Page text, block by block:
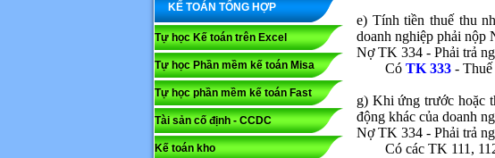
KẾ TOÁN TỔNG HỢP
Tự học Kế toán trên Excel
Tự học Phần mềm kế toán Misa
Tự học phần mềm kế toán Fast
Tài sản cố định - CCDC
Kế toán kho
e) Tính tiền thuế thu
doanh nghiệp phải nộp
Nợ TK 334 - Phải trả
Có TK 333 - Thuế
g) Khi ứng trước hoặc
động khác của doanh
Nợ TK 334 - Phải trả
Có các TK 111,
Nội dung bình luận*